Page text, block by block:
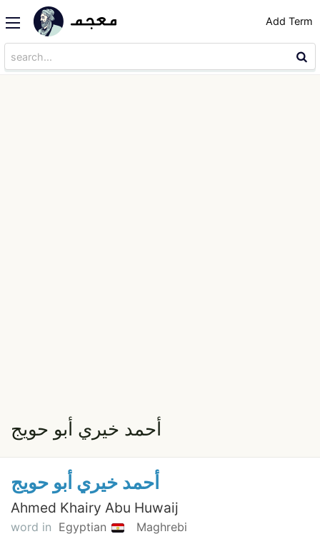
Add Term
أحمد خيري أبو حويج
أحمد خيري أبو حويج
Ahmed Khairy Abu Huwaij
word in Egyptian Maghrebi